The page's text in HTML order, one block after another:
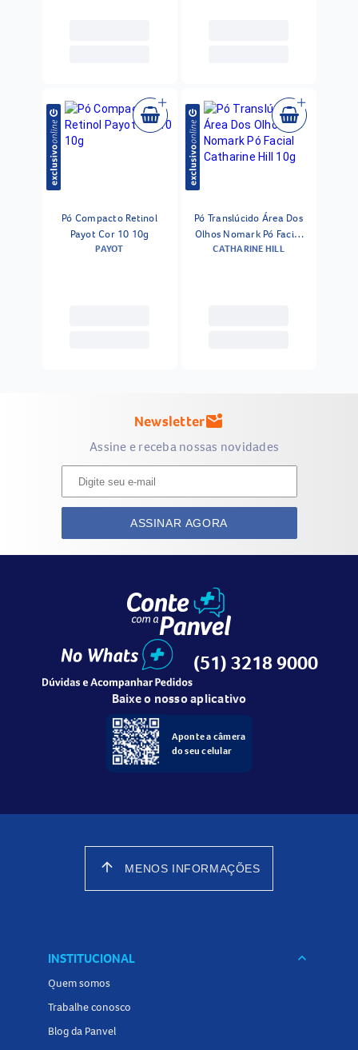
Pó Compacto Retinol
Payot Cor 10 10g
PAYOT
Pó Translúcido Área Dos
Olhos Nomark Pó Facial
Catharine Hill 10g
CATHARINE HILL
Newslettermark_email_unread
Assine e receba nossas novidades
ASSINAR AGORA
(51) 3218 9000
Baixe o nosso aplicativo
Aponte a câmera
do seu celular
arrow_upward MENOS INFORMAÇÕES
INSTITUCIONAL keyboard_arrow_down
Quem somos
Trabalhe conosco
Blog da Panvel